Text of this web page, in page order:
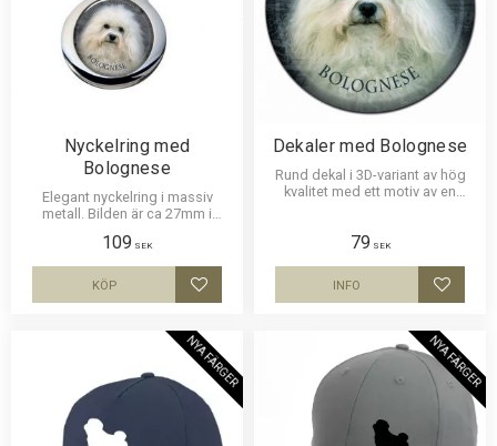
Nyckelring med
Bolognese
Elegant nyckelring i massiv
metall. Bilden är ca 27mm i
vara hållbar och ge ett intryck av
djup i bilden.
109 SEK
Lägg till i favoriter
KÖP
Dekaler med Bolognese
Rund dekal i 3D-variant av hög
kvalitet med ett motiv av en
79 SEK
Lägg
INFO
NYA FÄRGER NYA FÄRGER